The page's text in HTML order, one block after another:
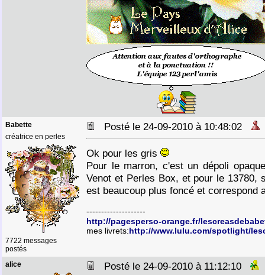
Babette
créatrice en perles
7722 messages
postés
Posté le 24-09-2010 à 10:48:02
Ok pour les gris
Pour le marron, c'est un dépoli
Venot et Perles Box, et pour le 13780,
est beaucoup plus foncé et correspond
--------------------
http://pagesperso-orange.fr/
mes livrets:http://www.lulu.com/spotlight/
alice Posté le 24-09-2010 à 11:12:10